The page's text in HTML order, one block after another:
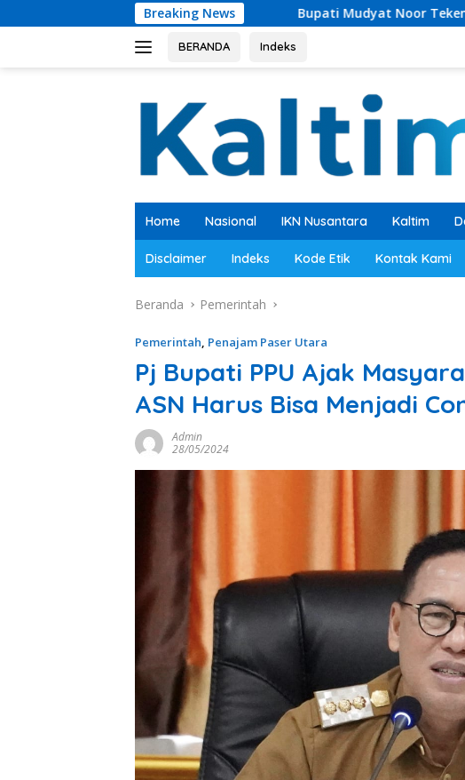
ke
Breaking News
Bupati Mudyat Noor Teken BAST, Pembangunan
BERANDA Indeks
Home Nasional IKN Nusantara Kaltim
Disclaimer Indeks Kode Etik Kontak Kami
Beranda Pemerintah
Pemerintah, Penajam Paser Utara
Pj Bupati PPU Ajak
ASN Harus Bisa Menjadi
Admin
28/05/2024